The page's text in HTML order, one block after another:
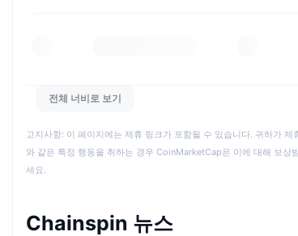
전체 너비로 보기
고지사항: 이 페이지에는 제휴 링크가 포함될 수 있습니다. 귀하가
와 같은 특정 행동을 취하는 경우 CoinMarketCap은 이에 대해 보상
세요.
Chainspin 뉴스